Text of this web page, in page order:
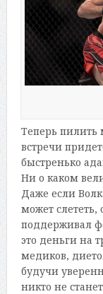
Теперь пилить
встречи
быстренько
Ни о каком
Даже если
может слететь,
поддерживал
это деньги на
медиков,
будучи
никто не